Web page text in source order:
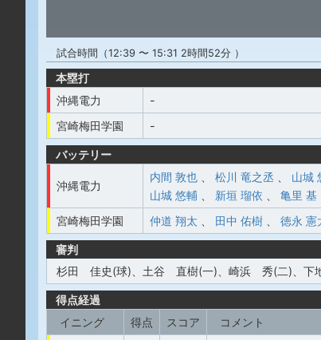
試合時間（12:39 〜 15:31 2時間52分 ）
本塁打
沖縄電力
-
宮崎梅田学園
-
バッテリー
沖縄電力
内間 敦也 松川 竜之丞 山城
山城 悠輔
新垣 瑠依 亀里 基
宮崎梅田学園
仲道 翔太 田中 佑樹 徳永 憲
審判
杉田 佳史(球)、土谷 直樹(一)、崎浜 秀(二)、下
得点経過
イニング
得点 スコア
コメント